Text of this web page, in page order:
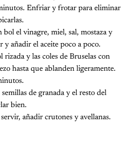
Enfriar y frotar para eliminar
bol el vinagre, miel, sal, mostaza y
y añadir el aceite poco a poco.
rizada y las coles de Bruselas con
hasta que ablanden ligeramente.
de granada y el resto del
bien.
añadir crutones y avellanas.